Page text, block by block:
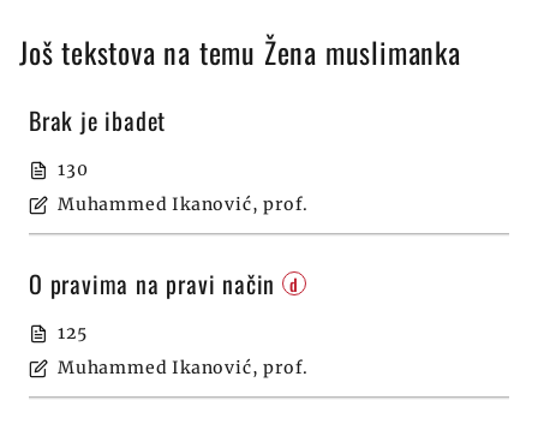
Još tekstova na temu Žena muslimanka
Brak je ibadet
130
Muhammed Ikanović, prof.
O pravima na pravi način d
125
Muhammed Ikanović, prof.